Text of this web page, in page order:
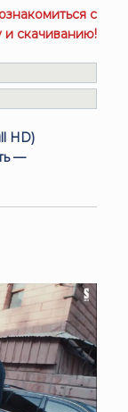
с
и скачиванию!
HD)
—